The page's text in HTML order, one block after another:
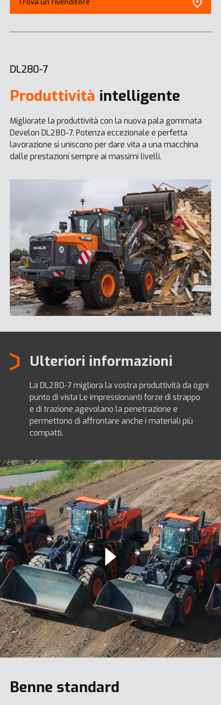
Trova un rivenditore
DL280-7
Produttività intelligente
Migliorate la produttività con la nuova pala gommata
Develon DL280-7. Potenza eccezionale e perfetta
lavorazione si uniscono per dare vita a una macchina
dalle prestazioni sempre ai massimi livelli.
Ulteriori informazioni
La DL280-7 migliora la vostra produttività da ogni
punto di vista Le impressionanti forze di strappo
e di trazione agevolano la penetrazione e
permettono di affrontare anche i materiali più
compatti.
Benne standard